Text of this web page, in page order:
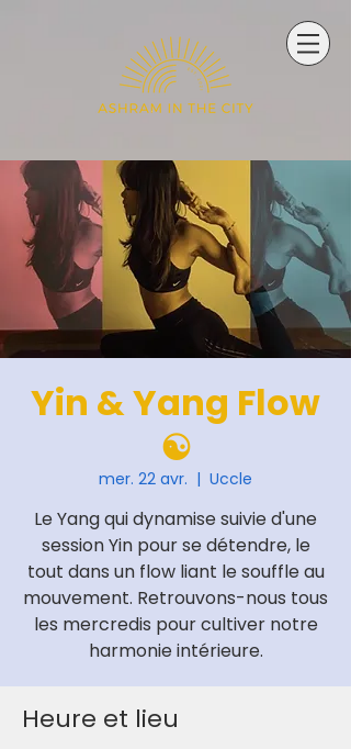
Yin & Yang Flow
☯️
mer. 22 avr.
  |
Uccle
Le Yang qui dynamise suivie d'une
session Yin pour se détendre, le
tout dans un flow liant le souffle au
mouvement. Retrouvons-nous tous
les mercredis pour cultiver notre
harmonie intérieure.
Heure et lieu